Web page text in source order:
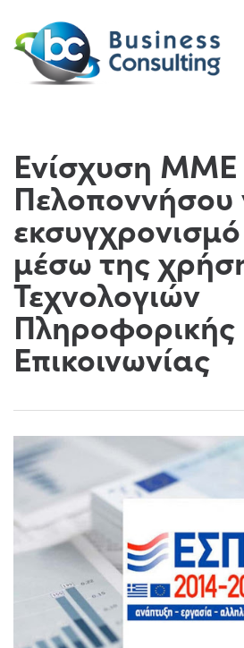
Ενίσχυση ΜΜΕ
Πελοποννήσου
μέσω της
Τεχνολογιών
Πληροφορικής
Επικοινωνίας